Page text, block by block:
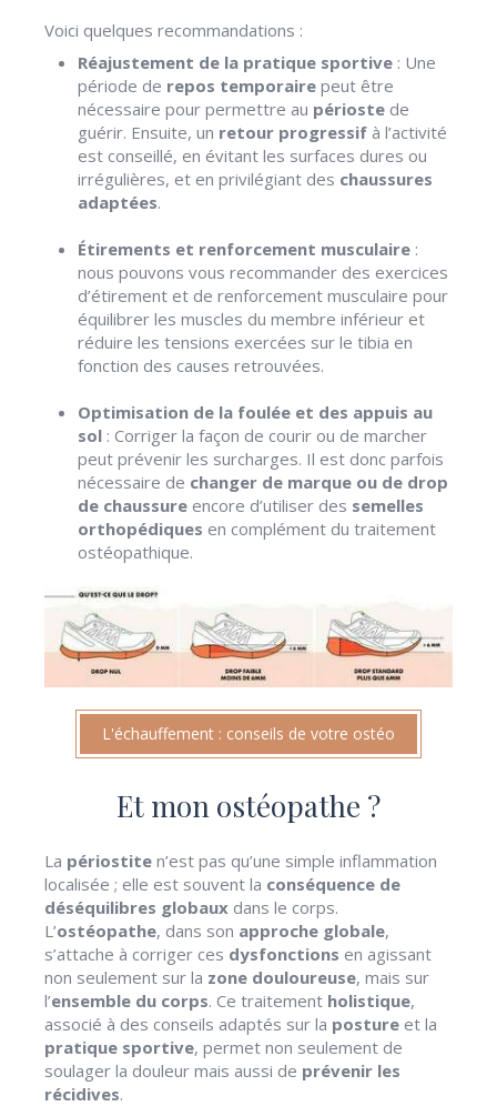
Voici quelques recommandations :
Réajustement de la pratique sportive : Une
période de repos temporaire peut être
nécessaire pour permettre au périoste de
guérir. Ensuite, un retour progressif à l’activité
est conseillé, en évitant les surfaces dures ou
irrégulières, et en privilégiant des chaussures
adaptées.
Étirements et renforcement musculaire :
nous pouvons vous recommander des exercices
d’étirement et de renforcement musculaire pour
équilibrer les muscles du membre inférieur et
réduire les tensions exercées sur le tibia en
fonction des causes retrouvées.
Optimisation de la foulée et des appuis au
sol : Corriger la façon de courir ou de marcher
peut prévenir les surcharges. Il est donc parfois
nécessaire de changer de marque ou de drop
de chaussure encore d’utiliser des semelles
orthopédiques en complément du traitement
ostéopathique.
L'échauffement : conseils de votre ostéo
Et mon ostéopathe ?
La périostite n’est pas qu’une simple inflammation
localisée ; elle est souvent la conséquence de
déséquilibres globaux dans le corps.
L’ostéopathe, dans son approche globale,
s’attache à corriger ces dysfonctions en agissant
non seulement sur la zone douloureuse, mais sur
l’ensemble du corps. Ce traitement holistique,
associé à des conseils adaptés sur la posture et la
pratique sportive, permet non seulement de
soulager la douleur mais aussi de prévenir les
récidives.